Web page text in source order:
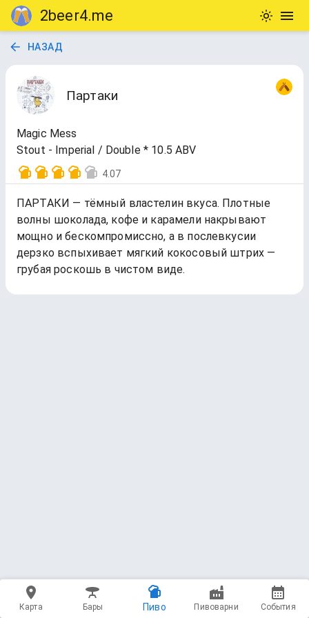
2beer4.me
НАЗАД
Партаки
Magic Mess
Stout - Imperial / Double * 10.5 ABV
4.07
ПАРТАКИ — тёмный властелин вкуса. Плотные
волны шоколада, кофе и карамели накрывают
мощно и бескомпромиссно, а в послевкусии
дерзко вспыхивает мягкий кокосовый штрих —
грубая роскошь в чистом виде.
Карта Бары Пиво Пивоварни События